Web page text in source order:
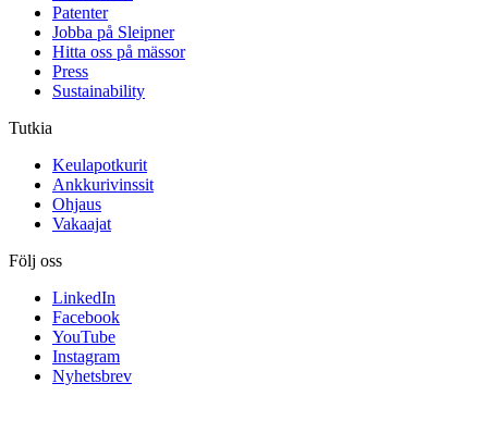
Patenter
Jobba på Sleipner
Hitta oss på mässor
Press
Sustainability
Tutkia
Keulapotkurit
Ankkurivinssit
Ohjaus
Vakaajat
Följ oss
LinkedIn
Facebook
YouTube
Instagram
Nyhetsbrev